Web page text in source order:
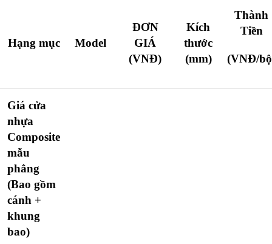
Hạng mục Model
ĐƠN
GIÁ
(VNĐ)
Kích
thước
(mm)
Thành
Tiền
(VNĐ/
Giá cửa
nhựa
Composite
mẫu
phẳng
(Bao gồm
cánh +
khung
bao)